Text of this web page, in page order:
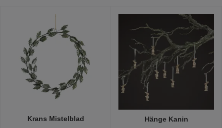
Krans Mistelblad Hänge Kanin